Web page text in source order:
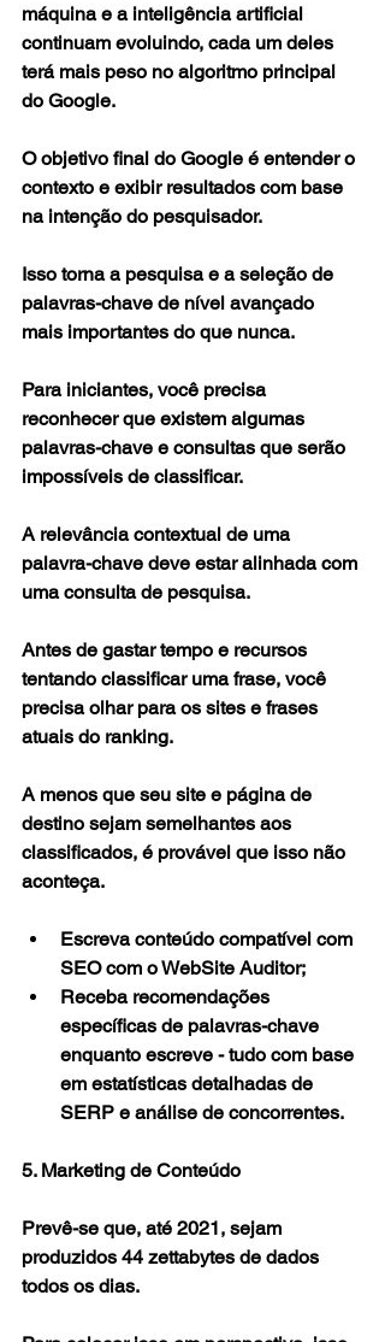
máquina e a inteligência artificial
continuam evoluindo, cada um deles
terá mais peso no algoritmo principal
do Google.
O objetivo final do Google é entender o
contexto e exibir resultados com base
na intenção do pesquisador.
Isso torna a pesquisa e a seleção de
palavras-chave de nível avançado
mais importantes do que nunca.
Para iniciantes, você precisa
reconhecer que existem algumas
palavras-chave e consultas que serão
impossíveis de classificar.
A relevância contextual de uma
palavra-chave deve estar alinhada com
uma consulta de pesquisa.
Antes de gastar tempo e recursos
tentando classificar uma frase, você
precisa olhar para os sites e frases
atuais do ranking.
A menos que seu site e página de
destino sejam semelhantes aos
classificados, é provável que isso não
aconteça.
Escreva conteúdo compatível com
SEO com o WebSite Auditor;
Receba recomendações
específicas de palavras-chave
enquanto escreve - tudo com base
em estatísticas detalhadas de
SERP e análise de concorrentes.
5. Marketing de Conteúdo
Prevê-se que, até 2021, sejam
produzidos 44 zettabytes de dados
todos os dias.